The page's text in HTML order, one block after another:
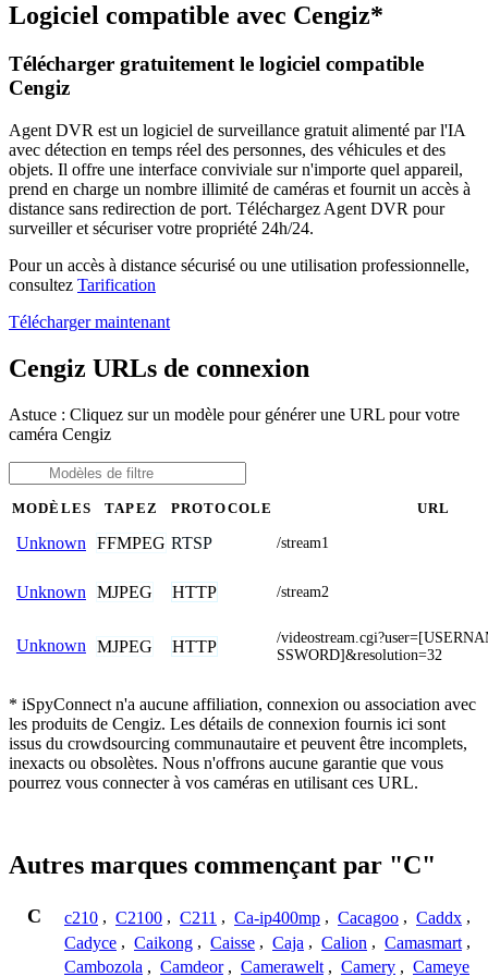
Logiciel compatible avec Cengiz*
Télécharger gratuitement le logiciel compatible
Cengiz
Agent DVR est un logiciel de surveillance gratuit alimenté par l'IA
avec détection en temps réel des personnes, des véhicules et des
objets. Il offre une interface conviviale sur n'importe quel appareil,
prend en charge un nombre illimité de caméras et fournit un accès à
distance sans redirection de port. Téléchargez Agent DVR pour
surveiller et sécuriser votre propriété 24h/24.
Pour un accès à distance sécurisé ou une utilisation professionnelle,
consultez Tarification
Télécharger maintenant
Cengiz URLs de connexion
Astuce : Cliquez sur un modèle pour générer une URL pour votre
caméra Cengiz
MODÈLES TAPEZ PROTOCOLE URL
Unknown FFMPEG RTSP /stream1
Unknown MJPEG HTTP /stream2
Unknown MJPEG HTTP
/
SSWORD]&resolution=32
* iSpyConnect n'a aucune affiliation, connexion ou association avec
les produits de Cengiz. Les détails de connexion fournis ici sont
issus du crowdsourcing communautaire et peuvent être incomplets,
inexacts ou obsolètes. Nous n'offrons aucune garantie que vous
pourrez vous connecter à vos caméras en utilisant ces URL.
Autres marques commençant par "C"
C c210 , C2100 , C211 , Ca-ip400mp , Cacagoo , Caddx ,
Cadyce , Caikong , Caisse , Caja , Calion , Camasmart ,
Cambozola , Camdeor , Camerawelt , Camery , Cameye